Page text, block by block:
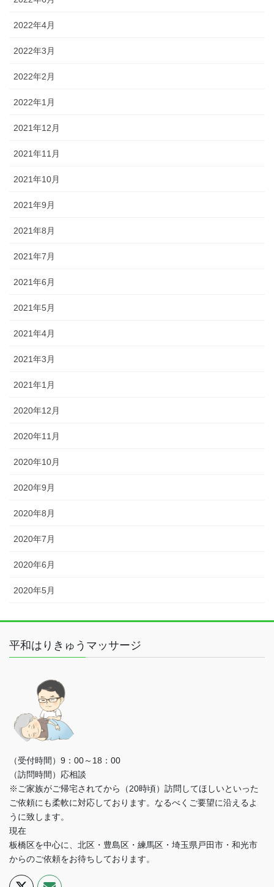
2022年4月
2022年3月
2022年2月
2022年1月
2021年12月
2021年11月
2021年10月
2021年9月
2021年8月
2021年7月
2021年6月
2021年5月
2021年4月
2021年3月
2021年1月
2020年12月
2020年11月
2020年10月
2020年9月
2020年8月
2020年7月
2020年6月
2020年5月
平和はりきゅうマッサージ
（受付時間）9：00～18：00
（訪問時間）応相談
※ご家族がご帰宅されてから（20時頃）訪問してほしいといった
ご依頼にも柔軟に対応しております。なるべくご要望に沿えるよ
うに致します。
現在
板橋区を中心に、北区・豊島区・練馬区・埼玉県戸田市・和光市
からのご依頼をお待ちしております。